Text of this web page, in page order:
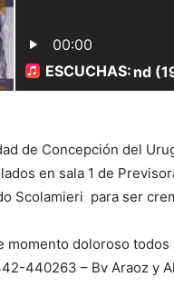
de Concepción del
en sala 1 de
Scolamieri para ser
momento doloroso
440263 – Bv Araoz y